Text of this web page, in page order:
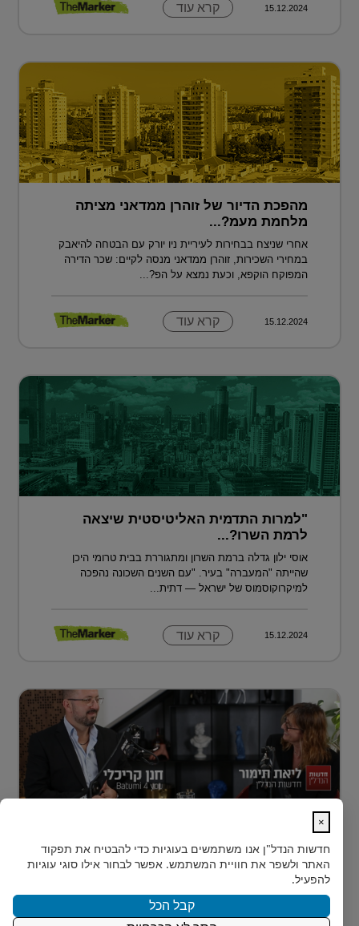
15.12.2024 קרא עוד
מהפכת הדיור של זוהרן ממדאני מציתה
מלחמת מעמ?...
אחרי שניצח בבחירות לעיריית ניו יורק עם הבטחה להיאבק
במחירי השכירות, זוהרן ממדאני מנסה לקיים: שכר הדירה
המפוקח הוקפא, וכעת נמצא על הפ?...
15.12.2024 קרא עוד
"למרות התדמית האליטיסטית שיצאה
לרמת השרו?...
אוסי ילון גדלה ברמת השרון ומתגוררת בבית טרומי היכן
שהייתה "המעברה" בעיר. "עם השנים השכונה נהפכה
למיקרוקוסמוס של ישראל — דתית...
15.12.2024 קרא עוד
הראשון?
רבים מאיתנו הישראלים חולמים על השקעת נדל״ן – אבל
נתקעים בשלב הראשון.
×
חדשות הנדל"ן אנו משתמשים בעוגיות כדי להבטיח את תפקוד
האתר ולשפר את חוויית המשתמש. אפשר לבחור אילו סוגי עוגיות
להפעיל.
קבל הכל